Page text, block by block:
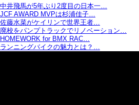
中井飛馬が5年ぶり2度目の日本一…
JCF AWARD MVPは杉浦佳子…
佐藤水菜がケイリンで世界王者…
廃校をパンプトラックでリノベーション…
HOMEWORK for BMX RAC…
ランニングバイクの魅力とは？…